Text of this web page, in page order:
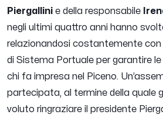
Piergallini e della responsabile
negli ultimi quattro anni hanno
relazionandosi costantemente
di Sistema Portuale per garantire
chi fa impresa nel Piceno.
partecipata, al termine della quale
voluto ringraziare il presidente